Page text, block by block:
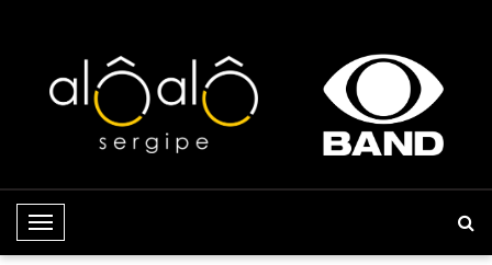
Toggle Navigation